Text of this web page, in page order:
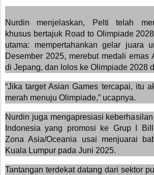
Nurdin menjelaskan, Pelti telah
khusus bertajuk Road to Olimpiade
utama: mempertahankan gelar juara
Desember 2025, merebut medali emas
di Jepang, dan lolos ke Olimpiade 2028
“Jika target Asian Games tercapai, itu
merah menuju Olimpiade,” ucapnya.
Nurdin juga mengapresiasi
Indonesia yang promosi ke Grup I
Zona Asia/Oceania usai menjuarai
Kuala Lumpur pada Juni 2025.
Tantangan terdekat datang dari sektor